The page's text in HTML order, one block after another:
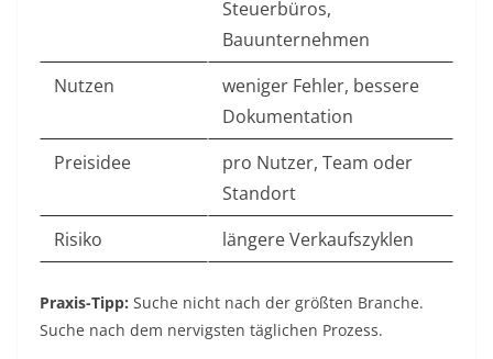
Steuerbüros,
Bauunternehmen
Nutzen
weniger Fehler, bessere
Dokumentation
Preisidee
pro Nutzer, Team oder
Standort
Risiko
längere Verkaufszyklen
Praxis-Tipp: Suche nicht nach der größten Branche.
Suche nach dem nervigsten täglichen Prozess.